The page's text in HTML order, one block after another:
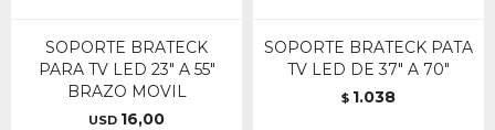
SOPORTE BRATECK
PARA TV LED 23" A 55"
BRAZO MOVIL
USD 16,00
SOPORTE BRATECK PATA
TV LED DE 37" A 70"
$ 1.038